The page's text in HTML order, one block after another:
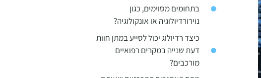
בתחומים מסוימים, כגון
נוירורדיולוגיה או אונקולוגיה?
כיצד רדיולוג יכול לסייע במתן חוות
דעת שנייה במקרים רפואיים
מורכבים?